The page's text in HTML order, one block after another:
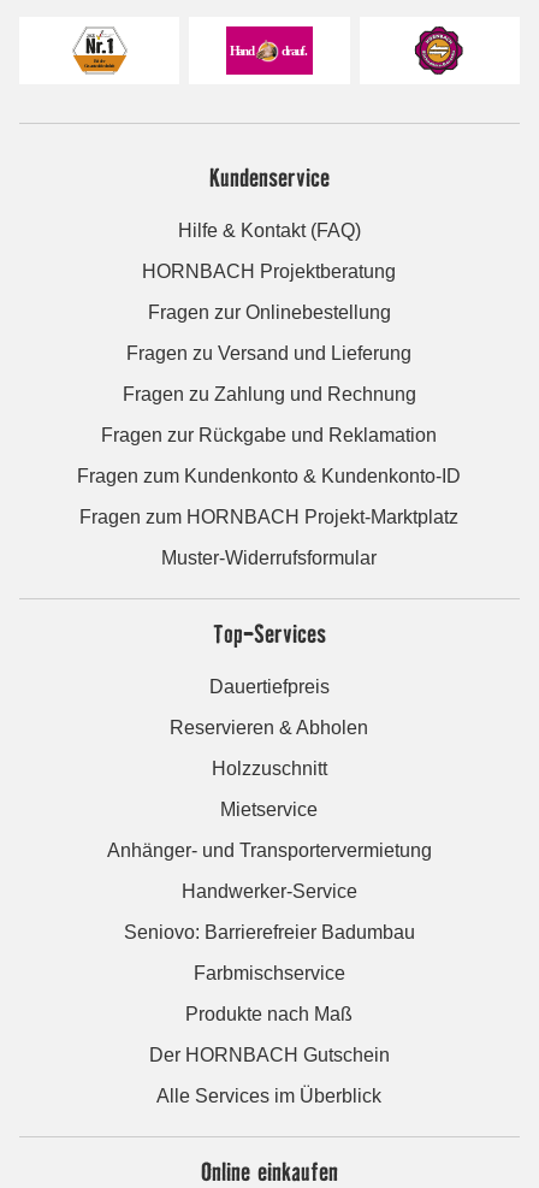
Kundenservice
Hilfe & Kontakt (FAQ)
HORNBACH Projektberatung
Fragen zur Onlinebestellung
Fragen zu Versand und Lieferung
Fragen zu Zahlung und Rechnung
Fragen zur Rückgabe und Reklamation
Fragen zum Kundenkonto & Kundenkonto-ID
Fragen zum HORNBACH Projekt-Marktplatz
Muster-Widerrufsformular
Top-Services
Dauertiefpreis
Reservieren & Abholen
Holzzuschnitt
Mietservice
Anhänger- und Transportervermietung
Handwerker-Service
Seniovo: Barrierefreier Badumbau
Farbmischservice
Produkte nach Maß
Der HORNBACH Gutschein
Alle Services im Überblick
Online einkaufen